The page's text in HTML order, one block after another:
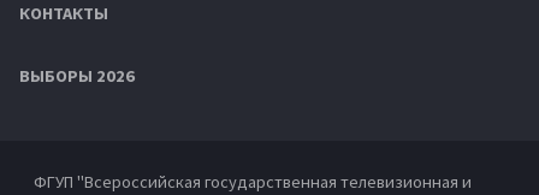
КОНТАКТЫ
ВЫБОРЫ 2026
ФГУП "Всероссийская государственная телевизионная и